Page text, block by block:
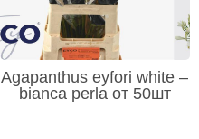
Agapanthus eyfori white –
bianca perla от 50шт